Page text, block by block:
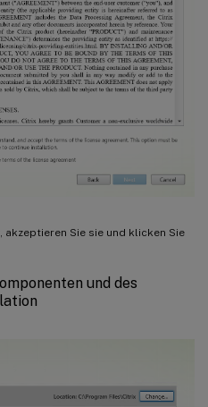
, akzeptieren Sie sie und klicken Sie
und des